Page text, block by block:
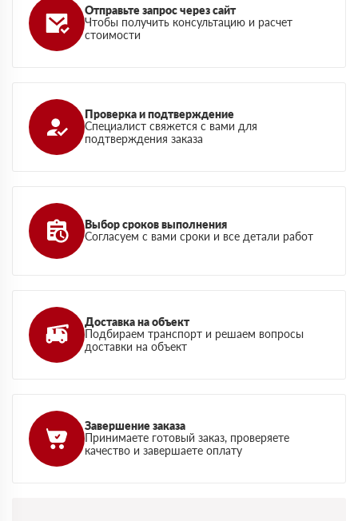
Отправьте запрос через сайт
Чтобы получить консультацию и расчет
стоимости
Проверка и подтверждение
Специалист свяжется с вами для
подтверждения заказа
Выбор сроков выполнения
Согласуем с вами сроки и все детали работ
Доставка на объект
Подбираем транспорт и решаем вопросы
доставки на объект
Завершение заказа
Принимаете готовый заказ, проверяете
качество и завершаете оплату